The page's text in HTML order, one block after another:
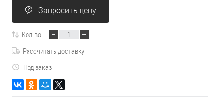
Запросить цену
Кол-во:
Рассчитать доставку
Под заказ